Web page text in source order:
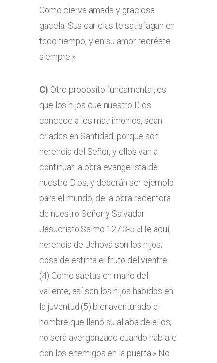
Como cierva amada y graciosa
gacela. Sus caricias te satisfagan en
todo tiempo, y en su amor recréate
siempre.»
C) Otro propósito fundamental, es
que los hijos que nuestro Dios
concede a los matrimonios, sean
criados en Santidad, porque son
herencia del Señor, y ellos van a
continuar la obra evangelista de
nuestro Dios, y deberán ser ejemplo
para el mundo, de la obra redentora
de nuestro Señor y Salvador
Jesucristo.Salmo 127:3-5 «He aquí,
herencia de Jehová son los hijos;
cosa de estima el fruto del vientre.
(4) Como saetas en mano del
valiente, así son los hijos habidos en
la juventud.(5) bienaventurado el
hombre que llenó su aljaba de ellos;
no será avergonzado cuando hablare
con los enemigos en la puerta.» No